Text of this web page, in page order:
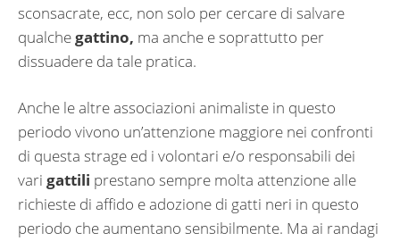
sconsacrate, ecc, non solo per cercare di salvare
qualchegattino, ma anche e soprattutto per
dissuadere da tale pratica.
Anche le altre associazioni animaliste in questo
periodo vivono un’attenzione maggiore nei confronti
di questa strage ed i volontari e/o responsabili dei
vari gattili prestano sempre molta attenzione alle
richieste di affido e adozione di gatti neri in questo
periodo che aumentano sensibilmente. Ma ai randagi